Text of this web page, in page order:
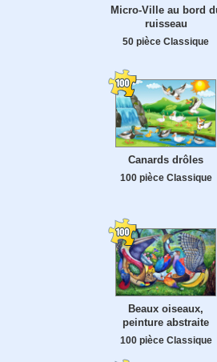
Micro-Ville au bord
ruisseau
50 pièce Classique
Canards drôles
100 pièce Classique
Beaux oiseaux,
peinture abstraite
100 pièce Classique